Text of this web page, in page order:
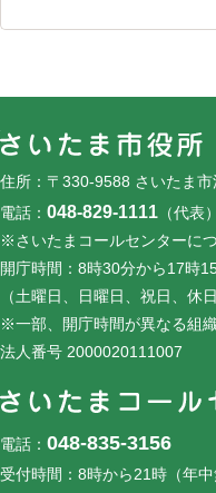
住所：〒330-9588 さいたま
電話： 048-829-1111 （代表）
※さいたまコールセンターにつ
開庁時間：8時30分から17時
（土曜日、日曜日、祝日、休
※一部、開庁時間が異なる組
法人番号 2000020111007
電話： 048-835-3156
受付時間：8時から21時（年中